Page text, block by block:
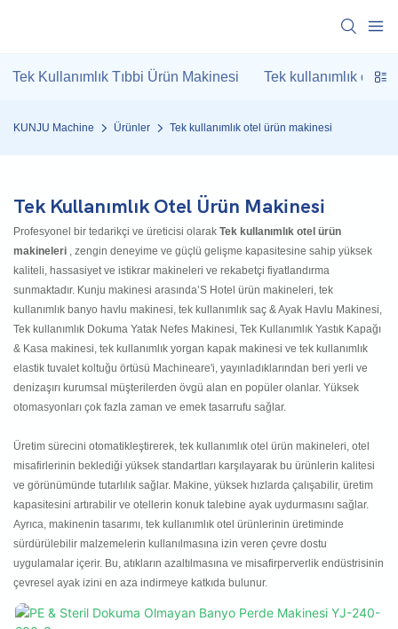
Tek Kullanımlık Tıbbi Ürün Makinesi Tek kullanımlık otel
KUNJU Machine Ürünler Tek kullanımlık otel ürün makinesi
Tek Kullanımlık Otel Ürün Makinesi
Profesyonel bir tedarikçi ve üreticisi olarak Tek kullanımlık otel ürün
makineleri , zengin deneyime ve güçlü gelişme kapasitesine sahip yüksek
kaliteli, hassasiyet ve istikrar makineleri ve rekabetçi fiyatlandırma
sunmaktadır. Kunju makinesi arasında’S Hotel ürün makineleri, tek
kullanımlık banyo havlu makinesi, tek kullanımlık saç & Ayak Havlu Makinesi,
Tek kullanımlık Dokuma Yatak Nefes Makinesi, Tek Kullanımlık Yastık Kapağı
& Kasa makinesi, tek kullanımlık yorgan kapak makinesi ve tek kullanımlık
elastik tuvalet koltuğu örtüsü Machineare'i, yayınladıklarından beri yerli ve
denizaşırı kurumsal müşterilerden övgü alan en popüler olanlar. Yüksek
otomasyonları çok fazla zaman ve emek tasarrufu sağlar.
Üretim sürecini otomatikleştirerek, tek kullanımlık otel ürün makineleri, otel
misafirlerinin beklediği yüksek standartları karşılayarak bu ürünlerin kalitesi
ve görünümünde tutarlılık sağlar. Makine, yüksek hızlarda çalışabilir, üretim
kapasitesini artırabilir ve otellerin konuk talebine ayak uydurmasını sağlar.
Ayrıca, makinenin tasarımı, tek kullanımlık otel ürünlerinin üretiminde
sürdürülebilir malzemelerin kullanılmasına izin veren çevre dostu
uygulamalar içerir. Bu, atıkların azaltılmasına ve misafirperverlik endüstrisinin
çevresel ayak izini en aza indirmeye katkıda bulunur.